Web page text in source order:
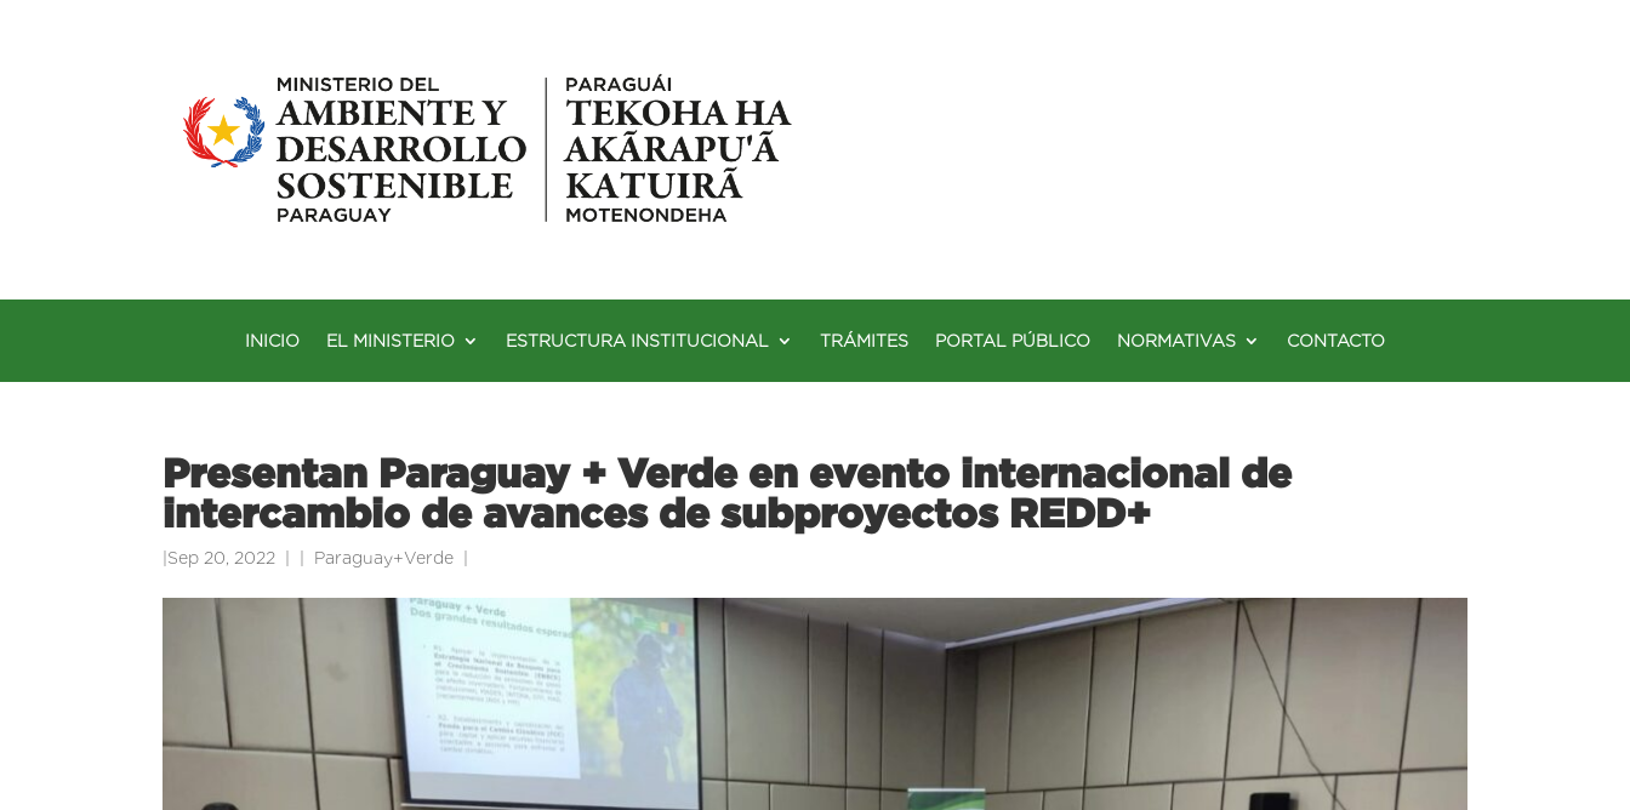
INICIO EL MINISTERIO ESTRUCTURA INSTITUCIONAL TRÁMITES PORTAL PÚBLICO NORMATIVAS CONTACTO
Presentan Paraguay + Verde en evento internacional de
intercambio de avances de subproyectos REDD+
Sep 20, 2022 Paraguay+Verde